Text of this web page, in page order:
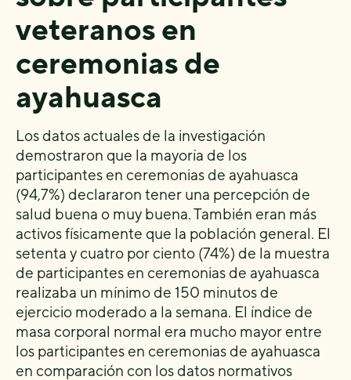
veteranos en
ceremonias de
ayahuasca
Los datos actuales de la investigación
demostraron que la mayoría de los
participantes en ceremonias de ayahuasca
(94,7%) declararon tener una percepción de
salud buena o muy buena. También eran más
activos físicamente que la población general. El
setenta y cuatro por ciento (74%) de la muestra
de participantes en ceremonias de ayahuasca
realizaba un mínimo de 150 minutos de
ejercicio moderado a la semana. El índice de
masa corporal normal era mucho mayor entre
los participantes en ceremonias de ayahuasca
en comparación con los datos normativos